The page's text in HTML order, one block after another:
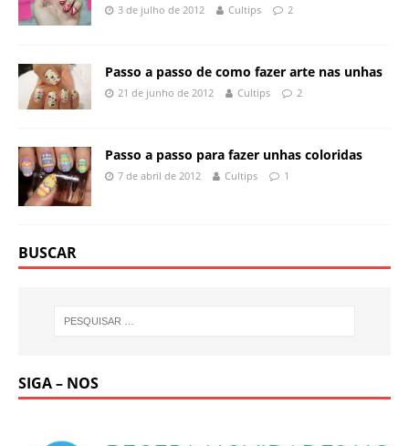
3 de julho de 2012 Cultips 2
Passo a passo de como fazer arte nas unhas
21 de junho de 2012 Cultips 2
Passo a passo para fazer unhas coloridas
7 de abril de 2012 Cultips 1
BUSCAR
SIGA – NOS